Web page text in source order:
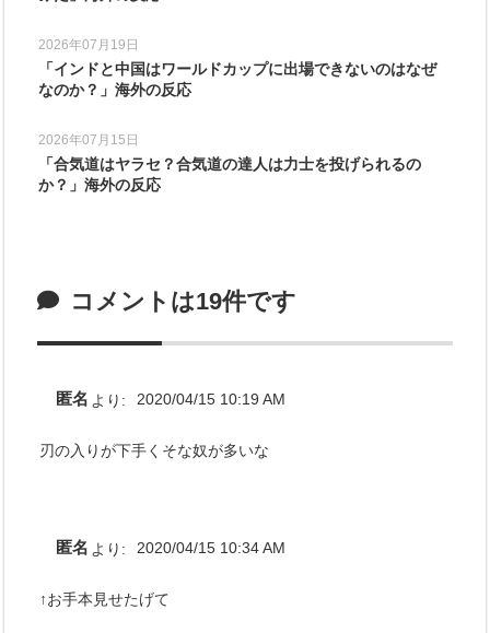
2026年07月19日
「インドと中国はワールドカップに出場できないのはなぜ
なのか？」海外の反応
2026年07月15日
「合気道はヤラセ？合気道の達人は力士を投げられるの
か？」海外の反応
コメントは19件です
匿名 より: 2020/04/15 10:19 AM
刃の入りが下手くそな奴が多いな
匿名 より: 2020/04/15 10:34 AM
↑お手本見せたげて